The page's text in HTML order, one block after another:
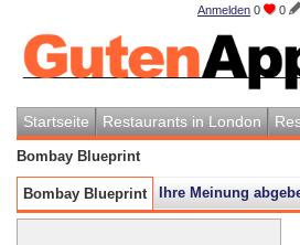
Anmelden 0 0
Startseite Restaurants in London
Bombay Blueprint
Bombay Blueprint Ihre Meinung